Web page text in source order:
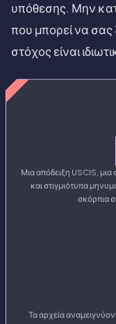
υπόθεσης. Μην
που μπορεί να σας
στόχος είναι
Μια απόδειξη USCIS,
και στιγμιότυπα
σκόρπια
Τα αρχεία